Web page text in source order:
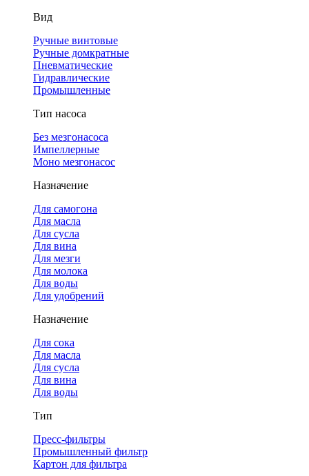
Вид
Ручные винтовые
Ручные домкратные
Пневматические
Гидравлические
Промышленные
Тип насоса
Без мезгонасоса
Импеллерные
Моно мезгонасос
Назначение
Для самогона
Для масла
Для сусла
Для вина
Для мезги
Для молока
Для воды
Для удобрений
Назначение
Для сока
Для масла
Для сусла
Для вина
Для воды
Тип
Пресс-фильтры
Промышленный фильтр
Картон для фильтра